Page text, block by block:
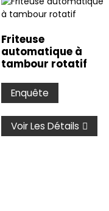
Friteuse
automatique à
tambour rotatif
Enquête
Voir Les Détails